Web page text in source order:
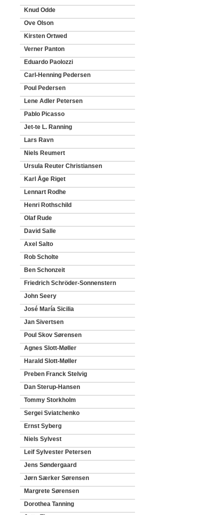
Knud Odde
Ove Olson
Kirsten Ortwed
Verner Panton
Eduardo Paolozzi
Carl-Henning Pedersen
Poul Pedersen
Lene Adler Petersen
Pablo Picasso
Jet-te L. Ranning
Lars Ravn
Niels Reumert
Ursula Reuter Christiansen
Karl Åge Riget
Lennart Rodhe
Henri Rothschild
Olaf Rude
David Salle
Axel Salto
Rob Scholte
Ben Schonzeit
Friedrich Schröder-Sonnenstern
John Seery
José María Sicilia
Jan Sivertsen
Poul Skov Sørensen
Agnes Slott-Møller
Harald Slott-Møller
Preben Franck Stelvig
Dan Sterup-Hansen
Tommy Storkholm
Sergei Sviatchenko
Ernst Syberg
Niels Sylvest
Leif Sylvester Petersen
Jens Søndergaard
Jørn Særker Sørensen
Margrete Sørensen
Dorothea Tanning